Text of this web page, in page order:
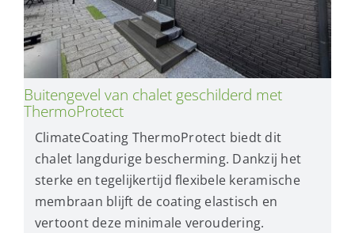
Buitengevel van chalet geschilderd met
ThermoProtect
ClimateCoating ThermoProtect biedt dit
chalet langdurige bescherming. Dankzij het
sterke en tegelijkertijd flexibele keramische
membraan blijft de coating elastisch en
vertoont deze minimale veroudering.